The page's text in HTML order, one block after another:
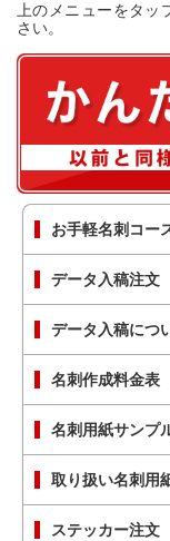
上のメニューをタ
さい。
お手軽名刺コー
データ入稿注文
データ入稿につ
名刺作成料金表
名刺用紙サンプ
取り扱い名刺用
ステッカー注文